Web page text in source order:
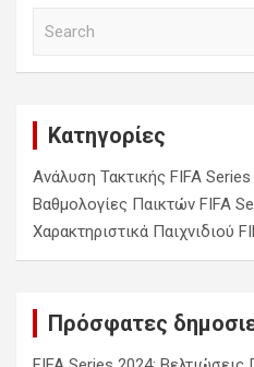
Κατηγορίες
Ανάλυση Τακτικής FIFA
Βαθμολογίες Παικτών FIFA
Χαρακτηριστικά Παιχνιδιού
Πρόσφατες